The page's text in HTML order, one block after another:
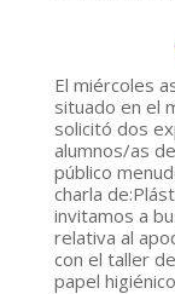
El miércoles
situado en el
solicitó dos
alumnos/as de
público
charla de:
invitamos a
relativa al
con el taller
papel